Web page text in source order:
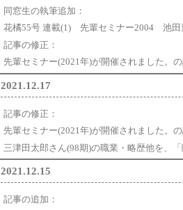
同窓生の執筆追加：
花橘55号 連載(1) 先輩セミナー2004 池田
記事の修正：
先輩セミナー(2021年)が開催されました。
2021.12.17
記事の修正：
先輩セミナー(2021年)が開催されました。の
三津田太郎さん(98期)の職業・略歴他を、
2021.12.15
記事の追加：